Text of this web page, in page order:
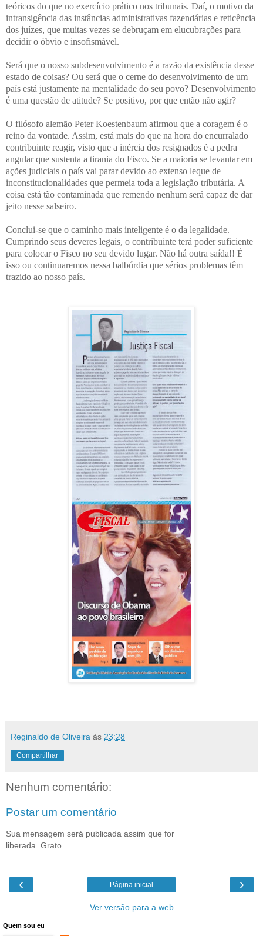
teóricos do que no exercício prático nos tribunais. Daí, o motivo da
intransigência das instâncias administrativas fazendárias e reticência
dos juízes, que muitas vezes se debruçam em elucubrações para
decidir o óbvio e insofismável.
Será que o nosso subdesenvolvimento é a razão da existência desse
estado de coisas? Ou será que o cerne do desenvolvimento de um
país está justamente na mentalidade do seu povo? Desenvolvimento
é uma questão de atitude? Se positivo, por que então não agir?
O filósofo alemão Peter Koestenbaum afirmou que a coragem é o
reino da vontade. Assim, está mais do que na hora do encurralado
contribuinte reagir, visto que a inércia dos resignados é a pedra
angular que sustenta a tirania do Fisco. Se a maioria se levantar em
ações judiciais o país vai parar devido ao extenso leque de
inconstitucionalidades que permeia toda a legislação tributária. A
coisa está tão contaminada que remendo nenhum será capaz de dar
jeito nesse salseiro.
Conclui-se que o caminho mais inteligente é o da legalidade.
Cumprindo seus deveres legais, o contribuinte terá poder suficiente
para colocar o Fisco no seu devido lugar. Não há outra saída!! É
isso ou continuaremos nessa balbúrdia que sérios problemas têm
trazido ao nosso país.
Reginaldo de Oliveira às 23:28
Compartilhar
Nenhum comentário:
Postar um comentário
Sua mensagem será publicada assim que for
liberada. Grato.
‹ ›
Página inicial
Ver versão para a web
Quem sou eu